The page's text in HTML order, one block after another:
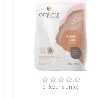
VERFÜGBAR
0 Rezension(e)